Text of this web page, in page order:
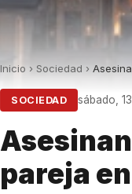
Inicio › Sociedad ›
SOCIEDAD sábado,
pareja